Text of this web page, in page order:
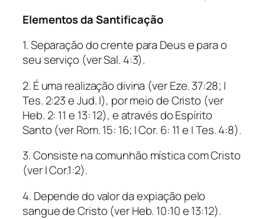
Elementos da Santificação
1. Separação do crente para Deus e para o
seu serviço (ver Sal. 4:3).
2. É uma realização divina (ver Eze. 37:28; I
Tes. 2:23 e Jud. I), por meio de Cristo (ver
Heb. 2: 11 e 13: 12), e através do Espírito
Santo (ver Rom. 15: 16; I Cor. 6: 11 e I Tes. 4:8).
3. Consiste na comunhão mística com Cristo
(ver I Cor.1:2).
4. Depende do valor da expiação pelo
sangue de Cristo (ver Heb. 10:10 e 13:12).